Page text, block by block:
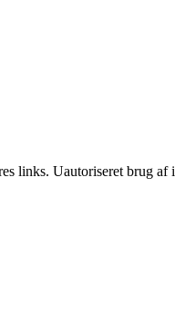
links. Uautoriseret brug